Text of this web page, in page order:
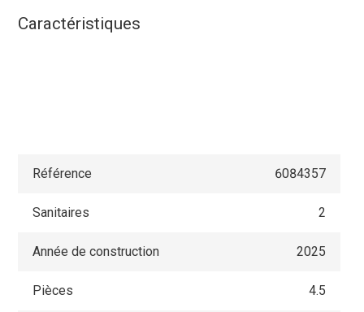
Caractéristiques
Référence 6084357
Sanitaires 2
Année de construction 2025
Pièces 4.5